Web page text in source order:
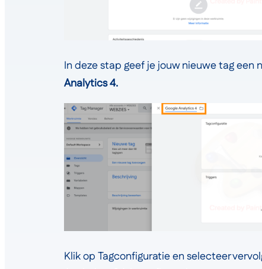
In deze stap geef je jouw nieuwe tag een
Analytics 4.
Klik op Tagconfiguratie en selecteer